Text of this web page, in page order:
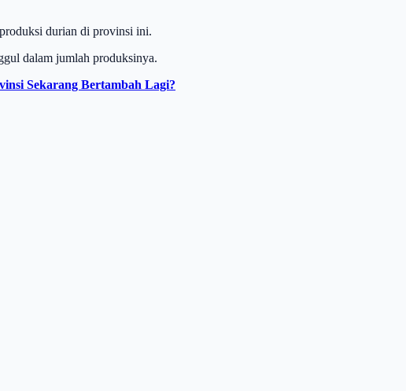
durian di provinsi ini.
dalam jumlah produksinya.
Sekarang Bertambah Lagi?